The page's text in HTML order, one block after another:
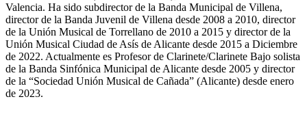
Valencia. Ha sido subdirector de la Banda Municipal de Villena,
director de la Banda Juvenil de Villena desde 2008 a 2010, director
de la Unión Musical de Torrellano de 2010 a 2015 y director de la
Unión Musical Ciudad de Asís de Alicante desde 2015 a Diciembre
de 2022. Actualmente es Profesor de Clarinete/Clarinete Bajo solista
de la Banda Sinfónica Municipal de Alicante desde 2005 y director
de la “Sociedad Unión Musical de Cañada” (Alicante) desde enero
de 2023.